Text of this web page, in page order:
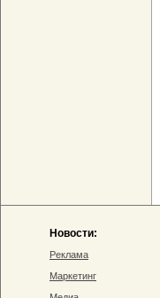
Новости:
Реклама
Маркетинг